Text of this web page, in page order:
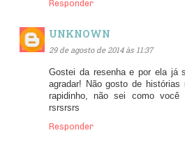
Responder
UNKNOWN
29 de agosto de 2014 às 11:37
Gostei da resenha e por ela já
agradar! Não gosto de histórias
rapidinho, não sei como
rsrsrsrs
Responder